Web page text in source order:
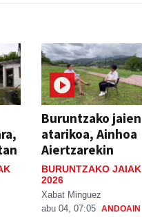
Buruntzako jaien
atarikoa, Ainhoa
Aiertzarekin
BURUNTZAKO JAIAK
2026
Xabat Minguez
abu 04, 07:05 ANDOAIN